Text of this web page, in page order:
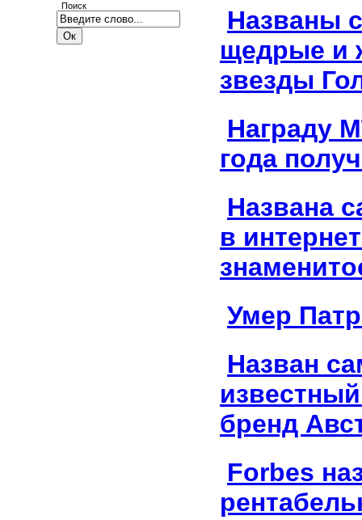
Поиск
Названы
щедрые и
звезды
Награду
года
Названа
в
Умер
Назван
бренд
Forbes